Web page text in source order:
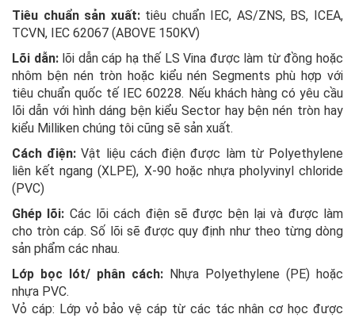
Tiêu chuẩn sản xuất:tiêu chuẩn IEC, AS/ZNS, BS, ICEA,
TCVN, IEC 62067 (ABOVE 150KV)
Lõi dẫn:lõi dẫn cáp hạ thế LS Vina được làm từ đồng hoặc
nhôm bện nén tròn hoặc kiểu nén Segments phù hợp với
tiêu chuẩn quốc tế IEC 60228. Nếu khách hàng có yêu cầu
lõi dẫn với hình dáng bện kiểu Sector hay bện nén tròn hay
kiểu Milliken chúng tôi cũng sẽ sản xuất.
Cách điện: Vật liệu cách điện được làm từ Polyethylene
liên kết ngang (XLPE), X-90 hoặc nhựa pholyvinyl chloride
(PVC)
Ghép lõi: Các lõi cách điện sẽ được bện lại và được làm
cho tròn cáp. Số lõi sẽ được quy định như theo từng dòng
sản phẩm các nhau.
Lớp bọc lót/ phân cách: Nhựa Polyethylene (PE) hoặc
nhựa PVC.
Vỏ cáp: Lớp vỏ bảo vệ cáp từ các tác nhân cơ học được